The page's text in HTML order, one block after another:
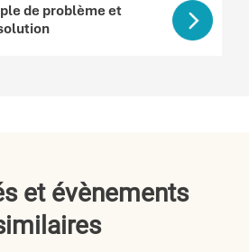
de problème et
et évènements